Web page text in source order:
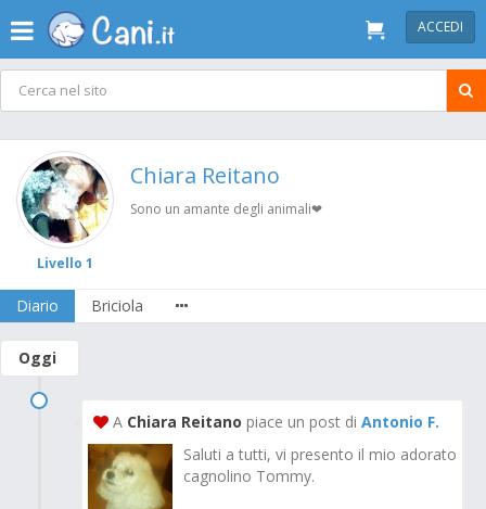
ACCEDI
Livello 1
Chiara Reitano
Sono un amante degli animali❤
Diario Briciola
Oggi
A Chiara Reitano piace un post di Antonio F.
Saluti a tutti, vi presento il mio adorato
cagnolino Tommy.